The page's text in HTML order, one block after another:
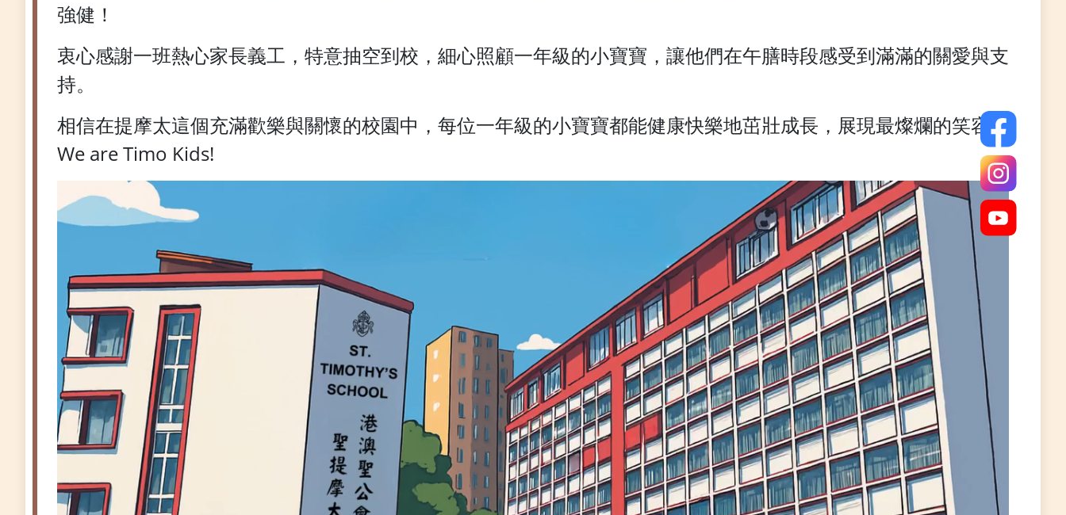
強健！
衷心感謝一班熱心家長義工，特意抽空到校，細心照顧一年級的小寶寶，讓他們在午膳時段感受到滿滿的關愛與支
持。
相信在提摩太這個充滿歡樂與關懷的校園中，每位一年級的小寶寶都能健康快樂地茁壯成長，展現最燦爛的笑容！
We are Timo Kids!